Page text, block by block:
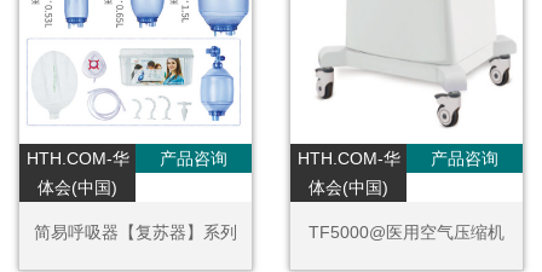
HTH.COM-华
体会(中国)
产品咨询
简易呼吸器【复苏器】系列
HTH.COM-华
体会(中国)
产品咨询
TF5000@医用空气压缩机